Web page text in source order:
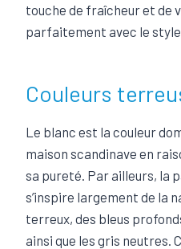
touche de fraîcheur et de
parfaitement avec le style
Couleurs
Le blanc est la couleur
maison scandinave en
sa pureté. Par ailleurs, la
s’inspire largement de la
terreux, des bleus
ainsi que les gris neutres.